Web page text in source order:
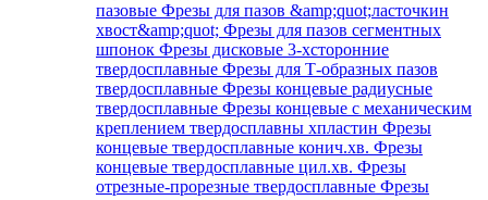
пазовые Фрезы для пазов &amp;quot;ласточкин
хвост&amp;quot; Фрезы для пазов сегментных
шпонок Фрезы дисковые 3-хсторонние
твердосплавные Фрезы для Т-образных пазов
твердосплавные Фрезы концевые радиусные
твердосплавные Фрезы концевые с механическим
креплением твердосплавны хпластин Фрезы
концевые твердосплавные конич.хв. Фрезы
концевые твердосплавные цил.хв. Фрезы
отрезные-прорезные твердосплавные Фрезы